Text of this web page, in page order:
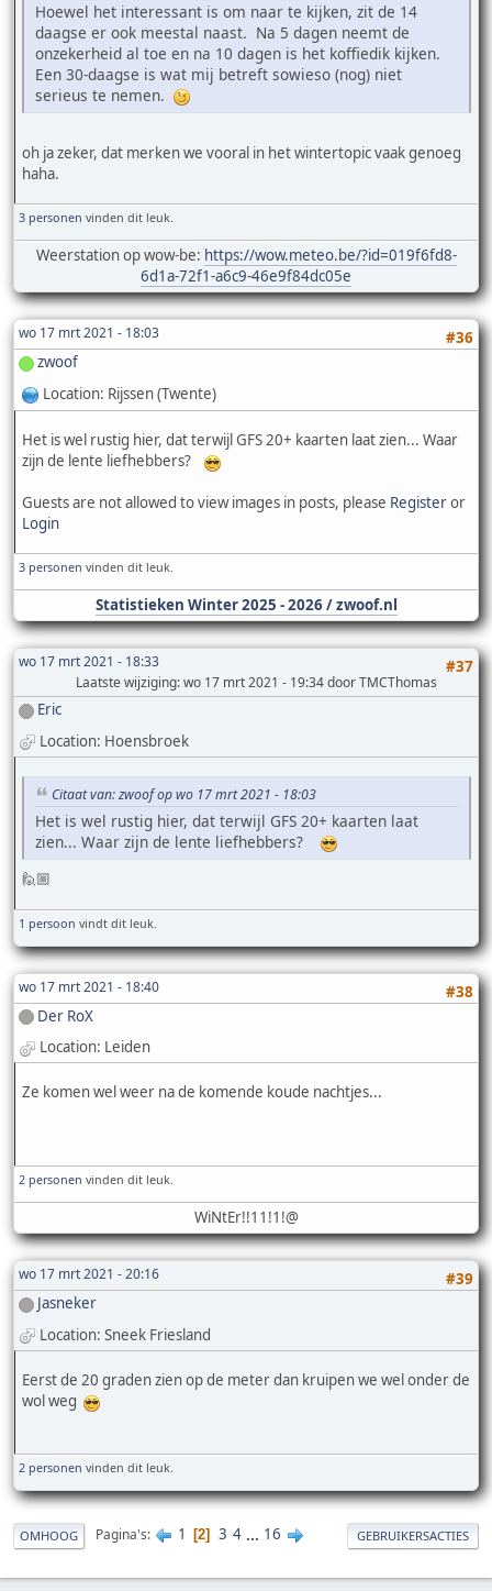
Hoewel het interessant is om naar te kijken, zit de 14
daagse er ook meestal naast. Na 5 dagen neemt de
onzekerheid al toe en na 10 dagen is het koffiedik kijken.
Een 30-daagse is wat mij betreft sowieso (nog) niet
serieus te nemen.
oh ja zeker, dat merken we vooral in het wintertopic vaak genoeg
haha.
3 personen vinden dit leuk.
Weerstation op wow-be: https://wow.meteo.be/?id=019f6fd8-
6d1a-72f1-a6c9-46e9f84dc05e
wo 17 mrt 2021 - 18:03
#36
zwoof
Location: Rijssen (Twente)
Het is wel rustig hier, dat terwijl GFS 20+ kaarten laat zien... Waar
zijn de lente liefhebbers?
Guests are not allowed to view images in posts, please Registeror
Login
3 personen vinden dit leuk.
Statistieken Winter 2025 - 2026 / zwoof.nl
wo 17 mrt 2021 - 18:33 #37
Laatste wijziging: wo 17 mrt 2021 - 19:34 door TMCThomas
Eric
Location: Hoensbroek
Citaat van: zwoof op wo 17 mrt 2021 - 18:03
Het is wel rustig hier, dat terwijl GFS 20+ kaarten laat
zien... Waar zijn de lente liefhebbers?
🙋🏼
1 persoon vindt dit leuk.
wo 17 mrt 2021 - 18:40
#38
Der RoX
Location: Leiden
Ze komen wel weer na de komende koude nachtjes...
2 personen vinden dit leuk.
WiNtEr!!11!1!@
wo 17 mrt 2021 - 20:16
#39
Jasneker
Location: Sneek Friesland
Eerst de 20 graden zien op de meter dan kruipen we wel onder de
wol weg
2 personen vinden dit leuk.
OMHOOG Pagina's 1 2 3 4 ... 16 GEBRUIKERSACTIES